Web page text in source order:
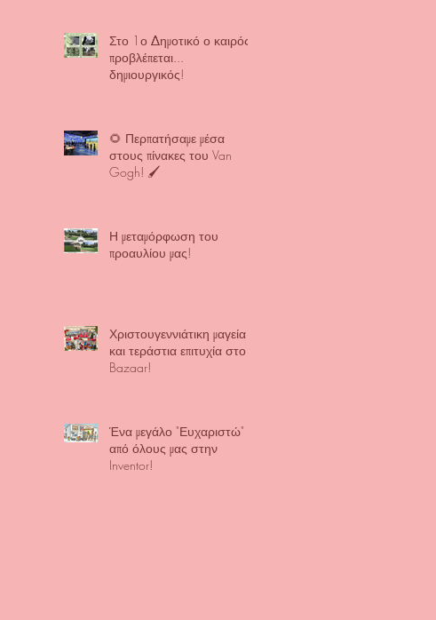
Στο 1ο Δημοτικό ο καιρός
προβλέπεται...
δημιουργικός!
🌻 Περπατήσαμε μέσα
στους πίνακες του Van
Gogh! 🖌️
Η μεταμόρφωση του
προαυλίου μας!
Χριστουγεννιάτικη μαγεία
και τεράστια επιτυχία στο
Bazaar!
Ένα μεγάλο "Ευχαριστώ"
από όλους μας στην
Inventor!